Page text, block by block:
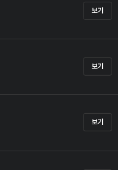
보기
보기
보기